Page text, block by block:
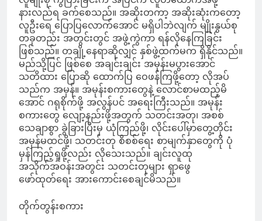
နားလည်ရ ခက်စေသည်။ အဆိုးတကာ့ အဆိုးဆုံးကတော့
လူဦးရေ ပြောပြလောက်အောင် မရှိပါဘဲလျက် မျိုးနွယ်စု
တခုတည်း အတွင်းတွင် အဖွဲ့ကွဲကာ ရန်လိုနေကြခြင်း
ဖြစ်သည်။ တချို့နေရာဆိုလျှင် နှစ်ဖွဲ့ထက်မက ရှိနိုင်သည်။
မည်သို့ပြင် ဖြစ်စေ အချင်းချင်း အမုန်းမပွားအောင်
သတိထား ပြောဆို ထောက်ပြ ဝေဖန်ကြဖို့တော့ လိုအပ်
သည်က အမှန်။ အမုန်းစကားတွေနဲ့ လောင်စာမထည့်မိ
အောင် ဂရုစိုက်ဖို့ အလွန်ပင် အရေးကြီးသည်။ အမုန်း
စကားတွေ လျော့နည်းဖို့အတွက် သတင်းအတု၊ အစစ်
သေချာစွာ ခွဲခြားပြီးမှ ယုံကြည်ဖို့၊ လိုင်းပေါ်မှာတွေ့တိုင်း
အမှန်မထင်ဖို့၊ သတင်းတု စိစစ်ရေး စာမျက်နှာတွေကို ပုံ
မှန်ကြည့်ရှုဖို့လည်း လိုသေးသည်။ ချင်းလူထု
အသိုက်အဝန်းအတွင်း သတင်းတုများ ရှာဖွေ
ဖော်ထုတ်‌ရေး အားကောင်းစေချင်မိသည်။
တိုက်တွန်းစကား